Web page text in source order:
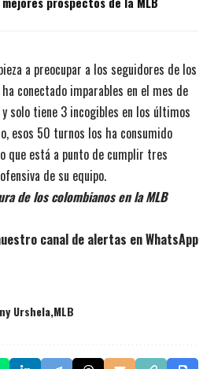
a preocupar a los seguidores de los
conectado imparables en el mes de
solo tiene 3 incogibles en los últimos
esos 50 turnos los ha consumido
que está a punto de cumplir tres
de su equipo.
de los colombianos en la MLB
canal de alertas en WhatsApp
Urshela MLB